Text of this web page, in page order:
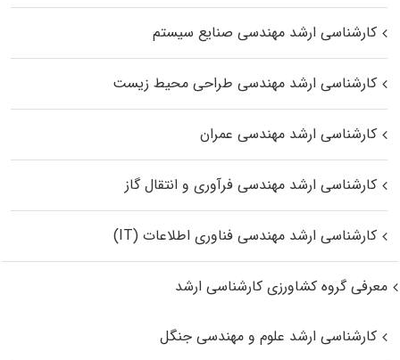
کارشناسی ارشد مهندسی صنایع سیستم
کارشناسی ارشد مهندسی طراحی محیط زیست
کارشناسی ارشد مهندسی عمران
کارشناسی ارشد مهندسی فرآوری و انتقال گاز
کارشناسی ارشد مهندسی فناوری اطلاعات (IT)
معرفی گروه کشاورزی کارشناسی ارشد
کارشناسی ارشد علوم و مهندسی جنگل